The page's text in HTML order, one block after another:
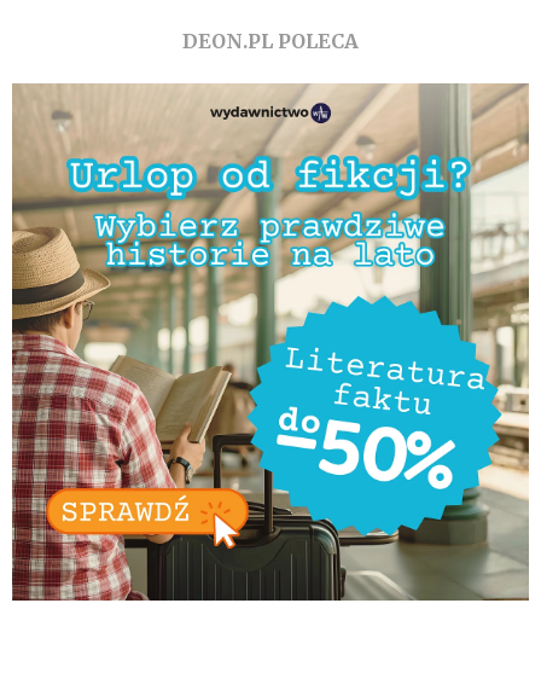
DEON.PL POLECA